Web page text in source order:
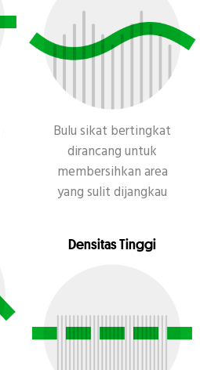
Bulu sikat bertingkat
dirancang untuk
membersihkan area
yang sulit dijangkau
Densitas Tinggi